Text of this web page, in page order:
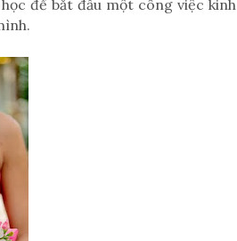
để bắt đầu một công việc kinh